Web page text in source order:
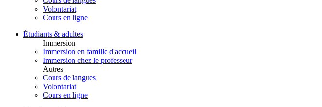
Volontariat
Cours en ligne
Étudiants & adultes
Immersion
Immersion en famille d'accueil
Immersion chez le professeur
Autres
Cours de langues
Volontariat
Cours en ligne